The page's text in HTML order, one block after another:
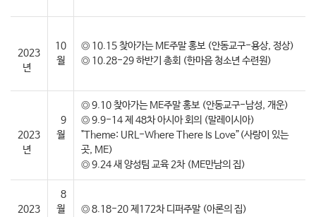
2023
년
10
월
◎ 10.15 찾아가는 ME주말 홍보 (안동교구-용상, 정상)
◎ 10.28-29 하반기 총회 (한마음 청소년 수련원)
2023
년
9
월
◎ 9.10 찾아가는 ME주말 홍보 (안동교구-남성, 개운)
◎ 9.9-14 제 48차 아시아 회의 (말레이시아)
"Theme: URL-Where There Is Love”(사랑이 있는
곳, ME)
◎ 9.24 새 양성팀 교육 2차 (ME만남의 집)
2023
8
월
◎ 8.18-20 제172차 디퍼주말 (아론의 집)